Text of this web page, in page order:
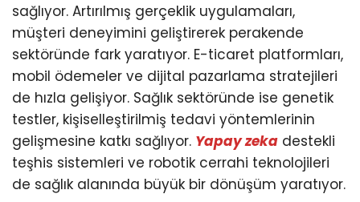
sağlıyor. Artırılmış gerçeklik uygulamaları,
müşteri deneyimini geliştirerek perakende
sektöründe fark yaratıyor. E-ticaret platformları,
mobil ödemeler ve dijital pazarlama stratejileri
de hızla gelişiyor. Sağlık sektöründe ise genetik
testler, kişiselleştirilmiş tedavi yöntemlerinin
gelişmesine katkı sağlıyor. Yapay zeka destekli
teşhis sistemleri ve robotik cerrahi teknolojileri
de sağlık alanında büyük bir dönüşüm yaratıyor.